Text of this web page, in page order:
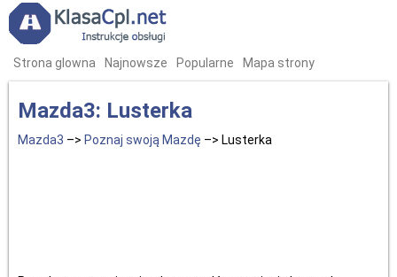
Strona glowna Najnowsze Popularne Mapa strony
Mazda3: Lusterka
Mazda3 –> Poznaj swoją Mazdę –> Lusterka